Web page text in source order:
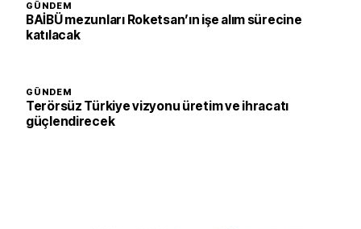
GÜNDEM
BAİBÜ mezunları Roketsan’ın işe alım sürecine
katılacak
GÜNDEM
Terörsüz Türkiye vizyonu üretim ve ihracatı
güçlendirecek